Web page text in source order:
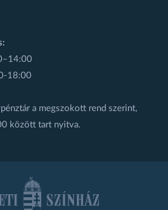
18:00
a megszokott rend szerint,
között tart nyitva.